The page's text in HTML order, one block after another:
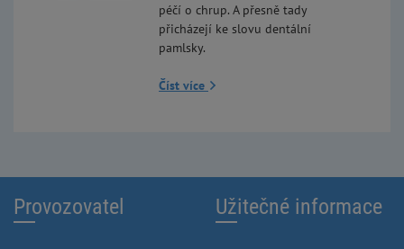
péčí o chrup. A přesně tady
přicházejí ke slovu dentální
pamlsky.
Číst více
Provozovatel Užitečné informace